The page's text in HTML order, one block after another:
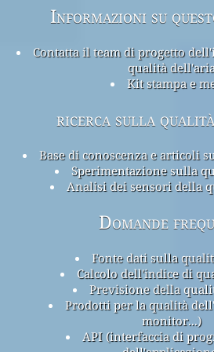
Informazioni su
Contatta il team di progetto
qualità
Kit stampa e
ricerca sulla
Base di conoscenza e articoli
Sperimentazione sulla
Analisi dei sensori della
Domande
Fonte dati sulla
Calcolo dell'indice di
Previsione della
Prodotti per la qualità
monitor...)
API (interfaccia di